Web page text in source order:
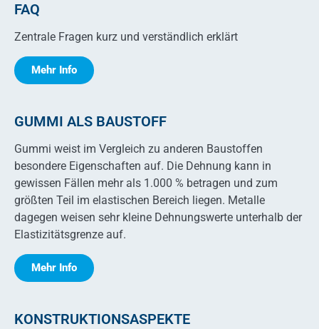
FAQ
Zentrale Fragen kurz und verständlich erklärt
Mehr Info
GUMMI ALS BAUSTOFF
Gummi weist im Vergleich zu anderen Baustoffen
besondere Eigenschaften auf. Die Dehnung kann in
gewissen Fällen mehr als 1.000 % betragen und zum
größten Teil im elastischen Bereich liegen. Metalle
dagegen weisen sehr kleine Dehnungswerte unterhalb der
Elastizitätsgrenze auf.
Mehr Info
KONSTRUKTIONSASPEKTE